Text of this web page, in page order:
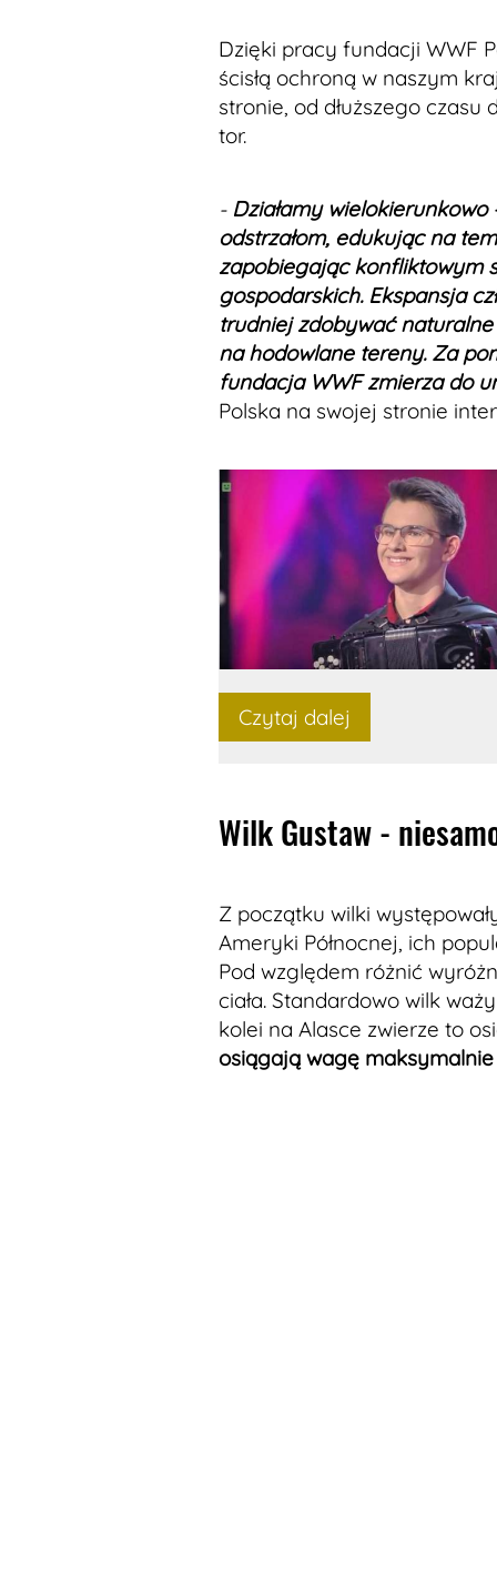
Dzięki pracy fundacji WWF
ścisłą ochroną w naszym
stronie, od dłuższego czasu
tor.
- Działamy
odstrzałom, edukując na
zapobiegając konfliktowym
gospodarskich. Ekspansja
trudniej zdobywać
na hodowlane tereny. Za
fundacja WWF zmierza do
Polska na swojej stronie
Czytaj dalej
Wilk Gustaw -
Z początku wilki
Ameryki Północnej, ich
Pod względem różnić
ciała. Standardowo wilk
kolei na Alasce zwierze to
osiągają wagę maksymalnie